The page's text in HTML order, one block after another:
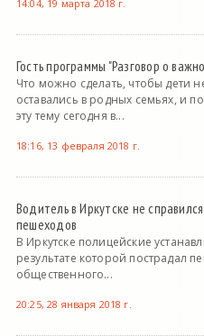
14:04, 19 марта 2018 г.
Гость программы "Разговор о
Что можно сделать, чтобы дети
оставались в родных семьях, и
эту тему сегодня в...
18:16, 13 февраля 2018 г.
Водитель в Иркутске не
пешеходов
В Иркутске полицейские
результате которой пострадал
общественного...
20:25, 28 января 2018 г.